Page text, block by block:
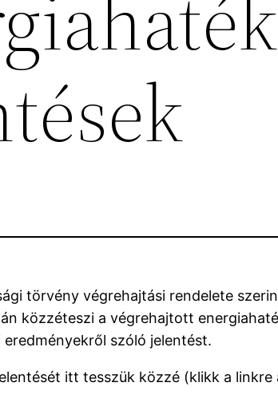
törvény végrehajtási rendelete
közzéteszi a végrehajtott
szóló jelentést.
itt tesszük közzé (klikk a linkre